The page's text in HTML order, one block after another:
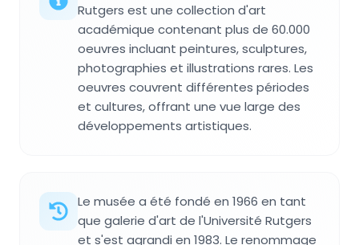
Rutgers est une collection d'art
académique contenant plus de 60.000
oeuvres incluant peintures, sculptures,
photographies et illustrations rares. Les
oeuvres couvrent différentes périodes
et cultures, offrant une vue large des
développements artistiques.
Le musée a été fondé en 1966 en tant
que galerie d'art de l'Université Rutgers
et s'est agrandi en 1983. Le renommage